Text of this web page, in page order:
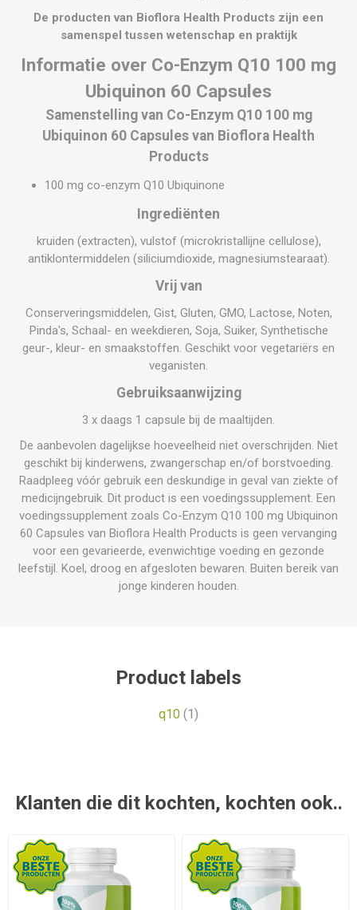
De producten van Bioflora Health Products zijn een
samenspel tussen wetenschap en praktijk
Informatie over Co-Enzym Q10 100 mg
Ubiquinon 60 Capsules
Samenstelling van Co-Enzym Q10 100 mg
Ubiquinon 60 Capsules van Bioflora Health
Products
100 mg co-enzym Q10 Ubiquinone
Ingrediënten
kruiden (extracten), vulstof (microkristallijne cellulose),
antiklontermiddelen (siliciumdioxide, magnesiumstearaat).
Vrij van
Conserveringsmiddelen, Gist, Gluten, GMO, Lactose, Noten,
Pinda's, Schaal- en weekdieren, Soja, Suiker, Synthetische
geur-, kleur- en smaakstoffen. Geschikt voor vegetariërs en
veganisten.
Gebruiksaanwijzing
3 x daags 1 capsule bij de maaltijden.
De aanbevolen dagelijkse hoeveelheid niet overschrijden. Niet
geschikt bij kinderwens, zwangerschap en/of borstvoeding.
Raadpleeg vóór gebruik een deskundige in geval van ziekte of
medicijngebruik. Dit product is een voedingssupplement. Een
voedingssupplement zoals Co-Enzym Q10 100 mg Ubiquinon
60 Capsules van Bioflora Health Products is geen vervanging
voor een gevarieerde, evenwichtige voeding en gezonde
leefstijl. Koel, droog en afgesloten bewaren. Buiten bereik van
jonge kinderen houden.
Product labels
q10 (1)
Klanten die dit kochten, kochten ook..